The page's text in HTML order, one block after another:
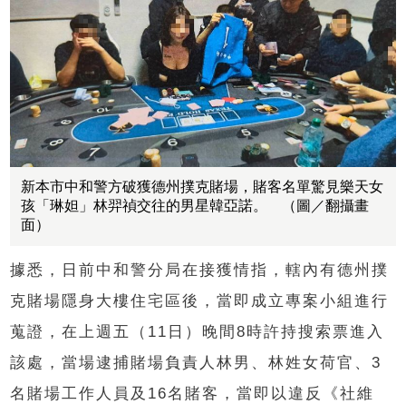
新本市中和警方破獲德州撲克賭場，賭客名單驚見樂天女
孩「琳妲」林羿禎交往的男星韓亞諾。 （圖／翻攝畫
面）
據悉，日前中和警分局在接獲情指，轄內有德州撲
克賭場隱身大樓住宅區後，當即成立專案小組進行
蒐證，在上週五（11日）晚間8時許持搜索票進入
該處，當場逮捕賭場負責人林男、林姓女荷官、3
名賭場工作人員及16名賭客，當即以違反《社維